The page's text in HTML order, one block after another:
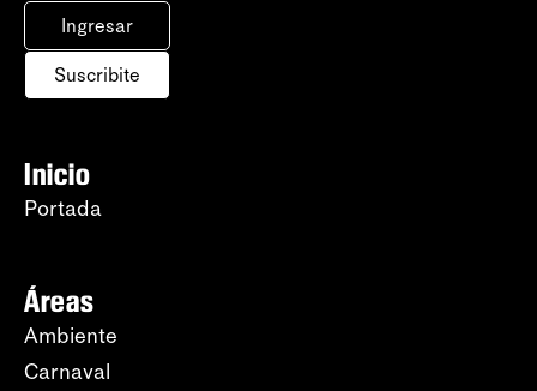
Ingresar
Suscribite
Inicio
Portada
Áreas
Ambiente
Carnaval